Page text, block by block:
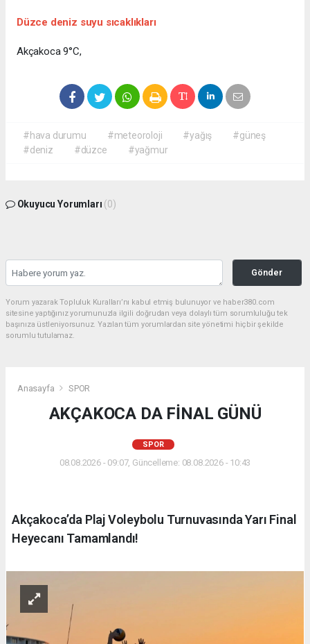
Düzce deniz suyu sıcaklıkları
Akçakoca 9°C,
#hava durumu #meteoroloji #yağış
#güneş
#deniz
#düzce #yağmur
Okuyucu Yorumları (0)
Gönder
Yorum yazarak Topluluk Kuralları’nı kabul etmiş bulunuyor ve haber380.com
sitesine yaptığınız yorumunuzla ilgili doğrudan veya dolaylı tüm sorumluluğu tek
başınıza üstleniyorsunuz. Yazılan tüm yorumlardan site yönetimi hiçbir şekilde
sorumlu tutulamaz.
Anasayfa SPOR
AKÇAKOCA DA FİNAL GÜNÜ
SPOR
08.08.2026 - 09:07, Güncelleme: 08.08.2026 - 10:43
Akçakoca’da Plaj Voleybolu Turnuvasında Yarı Final
Heyecanı Tamamlandı!